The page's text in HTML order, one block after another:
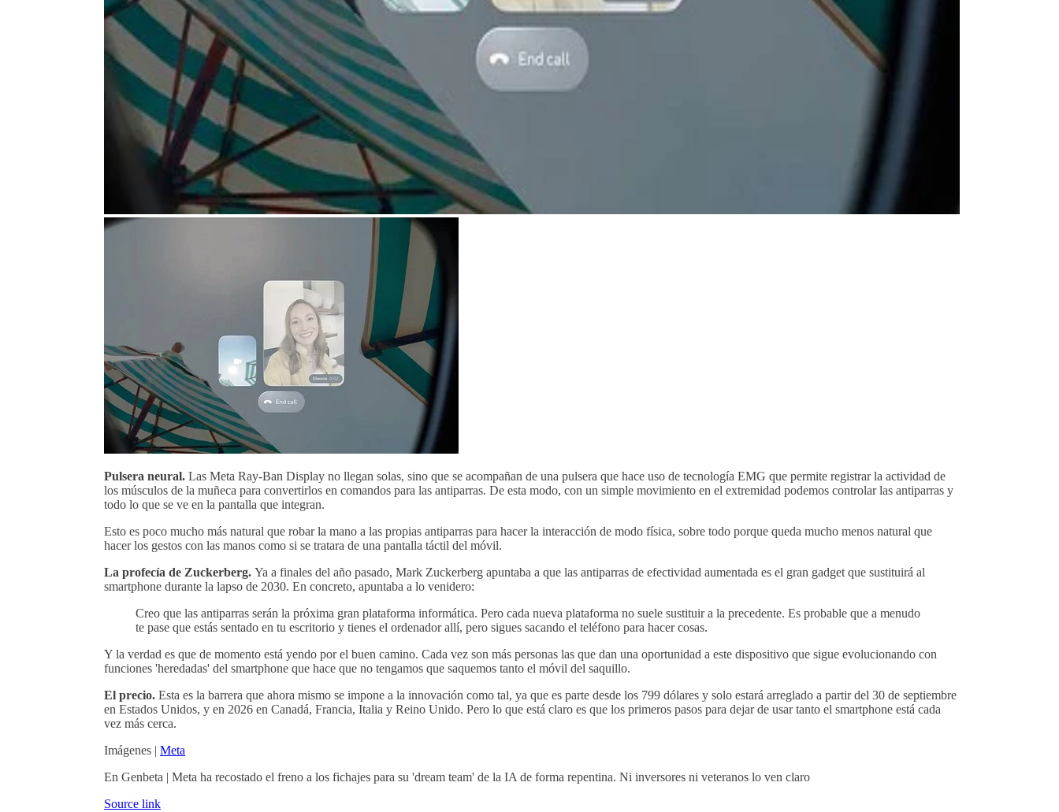
Pulsera neural. Las Meta Ray-Ban Display no llegan solas, sino que se acompañan de una pulsera que hace uso de tecnología EMG que permite registrar la actividad de
los músculos de la muñeca para convertirlos en comandos para las antiparras. De esta modo, con un simple movimiento en el extremidad podemos controlar las antiparras y
todo lo que se ve en la pantalla que integran.
Esto es poco mucho más natural que robar la mano a las propias antiparras para hacer la interacción de modo física, sobre todo porque queda mucho menos natural que
hacer los gestos con las manos como si se tratara de una pantalla táctil del móvil.
La profecía de Zuckerberg. Ya a finales del año pasado, Mark Zuckerberg apuntaba a que las antiparras de efectividad aumentada es el gran gadget que sustituirá al
smartphone durante la lapso de 2030. En concreto, apuntaba a lo venidero:
Creo que las antiparras serán la próxima gran plataforma informática. Pero cada nueva plataforma no suele sustituir a la precedente. Es probable que a menudo
te pase que estás sentado en tu escritorio y tienes el ordenador allí, pero sigues sacando el teléfono para hacer cosas.
Y la verdad es que de momento está yendo por el buen camino. Cada vez son más personas las que dan una oportunidad a este dispositivo que sigue evolucionando con
funciones 'heredadas' del smartphone que hace que no tengamos que saquemos tanto el móvil del saquillo.
El precio. Esta es la barrera que ahora mismo se impone a la innovación como tal, ya que es parte desde los 799 dólares y solo estará arreglado a partir del 30 de septiembre
en Estados Unidos, y en 2026 en Canadá, Francia, Italia y Reino Unido. Pero lo que está claro es que los primeros pasos para dejar de usar tanto el smartphone está cada
vez más cerca.
Imágenes | Meta
En Genbeta | Meta ha recostado el freno a los fichajes para su 'dream team' de la IA de forma repentina. Ni inversores ni veteranos lo ven claro
Source link